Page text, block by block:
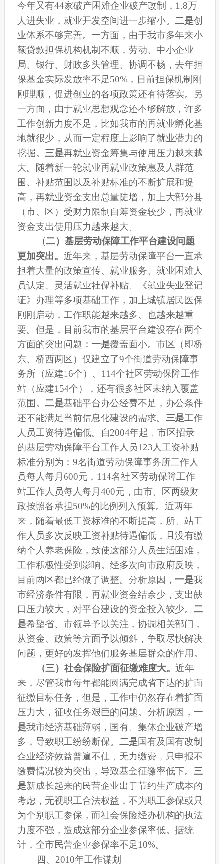
今年又有44家破产困难企业破产改制，1.8万
人进失业 ， 就业开发空间进一步缩小。 二是创
业体系不够完善。一方面，由于我市多年来小
额贷款担保机构机制不顺，劳动、中小企业
局、银行、财政多头管理、协调不畅，去年担
保基金实际发放率不足50%，目前担保机制刚
刚理顺，促进创业的各项政策还有待落实。另
一方面，由于就业思想观念还不够解放，许多
工作创新力度不足，比如我市的再就业孵化基
地就很少，从而一定程度上影响了就业潜力的
挖掘。 三是再就业资金筹集与使用压力越来越
大。 随着新一轮就业再就业政策惠及人群范
围、补贴范围以及补贴标准的不断扩展和提
高，再就业资金支出总量陡增，加上大部分县
（市、区）受财力限制自筹资金较少，再就业
资金支出使用压力越来越大。
（二）基层劳动保障工作平台建设问题
更加突出。 近年来， 基层劳动保障平台一直承
担着大量的政策宣传、就业服务、 就业困难人
员认定、灵活就业社保补贴、《就业失业登记
证》办理等多项基础工作，加上城镇居民医保
刚刚启动， 工作职能越来越多、也越来越重
要。但是，目前我市的基层平台建设存在两个
方面的突出问题： 一是覆盖面小。市区
（即桥
东、桥西两区） 仅建立了9个街道劳动保障事
务所（应建16个）、114个社区劳动保障工作
站（应建154个）， 还有很多社区未纳入覆盖
范围。 二是基础平台办公经费不足，办公条件
还不能满足当前信息化建设的需求。 三是工作
人员工资待遇偏低。 自2004年起，市区招录
的基层劳动保障平台工作人员123人工资补贴
标准分别为：9名街道劳动保障事务所工作人
员每人每月600元，114名社区劳动保障工作
站工作人员每人每月400元，由市、区两级财
政按照各承担50%的比例列入预算。近两年
来，随着最低工资标准的不断提高，所、站工
作人员多次反映工资补贴待遇偏低，且没有缴
纳个人养老保险，致使这部分人员生活困难，
工作积极性受到影响。经多次向市政府反映，
目前两区都已经做了调整。分析原因， 一是我
市经济条件有限，再就业资金结余少，支出缺
口压力较大，对平台建设的资金投入较少。 二
是希望省、市领导予以关注，协调相关部门，
从资金、政策等方面予以倾斜，争取尽快解决
问题，更好的发挥他们服务基层群众的作用。
（三）社会保险扩面征缴难度大。近年
来，尽管我市每年都能圆满完成省下达的扩面
征缴目标任务，但是，工作中仍然存在着扩面
压力大，征收任务艰巨的问题。分析原因， 一
是我市经济基础薄弱，国有、集体企业破产增
多，导致职工纷纷断保。 二是国有及国有改制
企业经济效益普遍不佳，无力缴费，只申报不
缴费情况较为突出，导致基金征缴率低下。 三
是新成长起来的民营企业出于节约生产成本的
考虑，无视职工合法权益，不为职工参保或只
为个别职工参保，而社会保险经办机构的执法
力度不强，造成这部分企业参保率低。据统
计，全市民营企业参保率不足10%。
四、2010年工作谋划